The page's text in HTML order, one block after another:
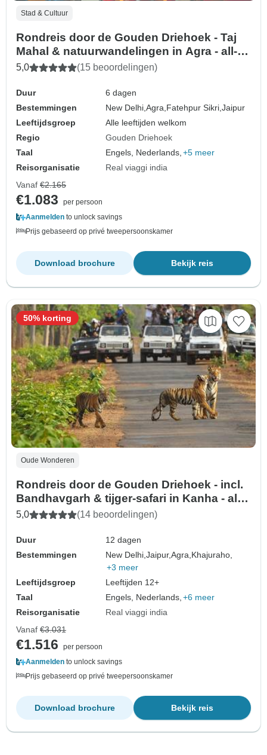
Stad & Cultuur
Rondreis door de Gouden Driehoek - Taj
Mahal & natuurwandelingen in Agra - all-
inclusive - 6 dagen, 5 nachten
5,0 (15 beoordelingen)
Duur
6 dagen
Bestemmingen
New Delhi,Agra,Fatehpur Sikri,Jaipur
Leeftijdsgroep
Alle leeftijden welkom
Regio
Gouden Driehoek
Taal
Engels, Nederlands, +5 meer
Reisorganisatie
Real viaggi india
Vanaf €2.165
€1.083
per persoon
Aanmelden to unlock savings
Prijs gebaseerd op privé tweepersoonskamer
Bekijk reis
Download brochure
Oude Wonderen
Rondreis door de Gouden Driehoek - incl.
Bandhavgarh & tijger-safari in Kanha - all-
inclusive
5,0 (14 beoordelingen)
Duur
12 dagen
Bestemmingen
New Delhi,Jaipur,Agra, Khajuraho,
+3 meer
Leeftijdsgroep
Leeftijden 12+
Taal
Engels, Nederlands, +6 meer
Reisorganisatie
Real viaggi india
50% korting
Vanaf €3.031
€1.516
per persoon
Aanmelden to unlock savings
Prijs gebaseerd op privé tweepersoonskamer
Bekijk reis
Download brochure